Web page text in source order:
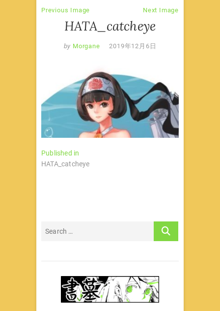
Previous Image Next Image
HATA_catcheye
by Morgane 2019年12月6日
文
章
Published in
HATA_catcheye